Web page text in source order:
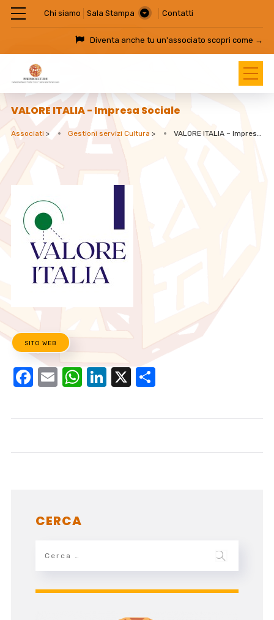
Chi siamo Sala Stampa Contatti
Diventa anche tu un'associatoscopri come →
VALORE ITALIA - Impresa Sociale
Associati > Gestioni servizi Cultura > VALORE ITALIA – Impresa Sociale
SITO WEB
Facebook
EmailWhatsApp
LinkedIn
X Condividi
CERCA